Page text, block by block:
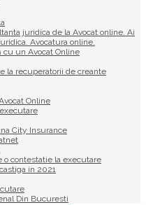
juridica de la Avocat online. Ai
Avocatura online.
cu un Avocat Online
la recuperatorii de creante
Online
City Insurance
contestatie la executare
in 2021
Din Bucuresti